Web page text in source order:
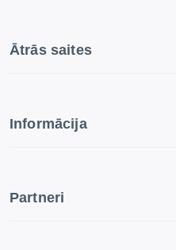
Ātrās saites
Informācija
Partneri